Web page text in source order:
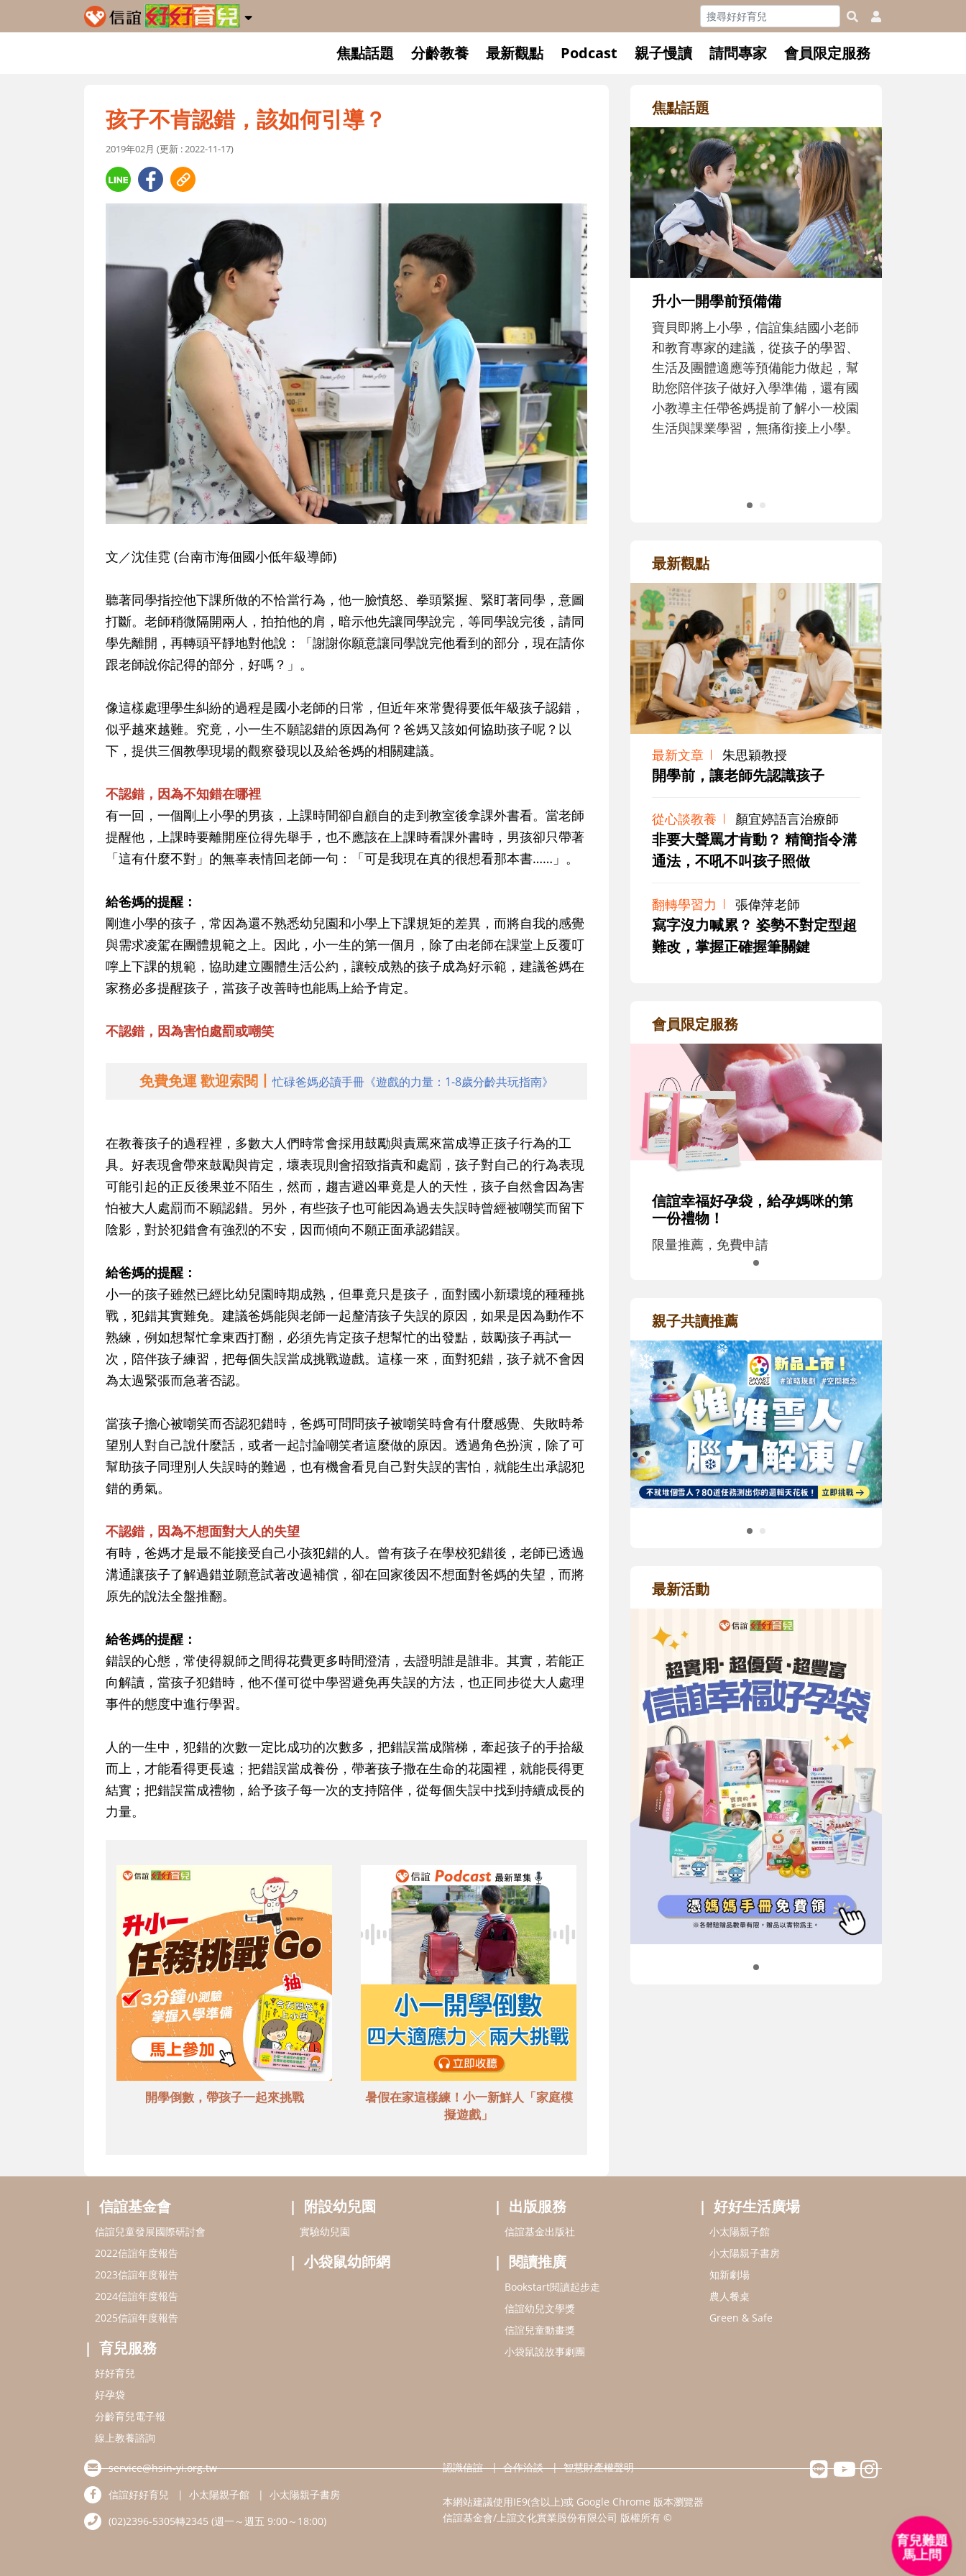
焦點話題 分齡教養 最新觀點 Podcast 親子慢讀 請問專家 會員限定服務
孩子不肯認錯，該如何引導？
2019年02月 (更新 : 2022-11-17)
文／沈佳霓 (台南市海佃國小低年級導師)
聽著同學指控他下課所做的不恰當行為，他一臉憤怒、拳頭緊握、緊盯著同學，意圖
打斷。老師稍微隔開兩人，拍拍他的肩，暗示他先讓同學說完，等同學說完後，請同
學先離開，再轉頭平靜地對他說：「謝謝你願意讓同學說完他看到的部分，現在請你
跟老師說你記得的部分，好嗎？」。
像這樣處理學生糾紛的過程是國小老師的日常，但近年來常覺得要低年級孩子認錯，
似乎越來越難。究竟，小一生不願認錯的原因為何？爸媽又該如何協助孩子呢？以
下，提供三個教學現場的觀察發現以及給爸媽的相關建議。
不認錯，因為不知錯在哪裡
有一回，一個剛上小學的男孩，上課時間卻自顧自的走到教室後拿課外書看。當老師
提醒他，上課時要離開座位得先舉手，也不應該在上課時看課外書時，男孩卻只帶著
「這有什麼不對」的無辜表情回老師一句：「可是我現在真的很想看那本書……」。
給爸媽的提醒：
剛進小學的孩子，常因為還不熟悉幼兒園和小學上下課規矩的差異，而將自我的感覺
與需求凌駕在團體規範之上。因此，小一生的第一個月，除了由老師在課堂上反覆叮
嚀上下課的規範，協助建立團體生活公約，讓較成熟的孩子成為好示範，建議爸媽在
家務必多提醒孩子，當孩子改善時也能馬上給予肯定。
不認錯，因為害怕處罰或嘲笑
免費免運 歡迎索閱丨忙碌爸媽必讀手冊《遊戲的力量：1-8歲分齡共玩指南》
在教養孩子的過程裡，多數大人們時常會採用鼓勵與責罵來當成導正孩子行為的工
具。好表現會帶來鼓勵與肯定，壞表現則會招致指責和處罰，孩子對自己的行為表現
可能引起的正反後果並不陌生，然而，趨吉避凶畢竟是人的天性，孩子自然會因為害
怕被大人處罰而不願認錯。另外，有些孩子也可能因為過去失誤時曾經被嘲笑而留下
陰影，對於犯錯會有強烈的不安，因而傾向不願正面承認錯誤。
給爸媽的提醒：
小一的孩子雖然已經比幼兒園時期成熟，但畢竟只是孩子，面對國小新環境的種種挑
戰，犯錯其實難免。建議爸媽能與老師一起釐清孩子失誤的原因，如果是因為動作不
熟練，例如想幫忙拿東西打翻，必須先肯定孩子想幫忙的出發點，鼓勵孩子再試一
次，陪伴孩子練習，把每個失誤當成挑戰遊戲。這樣一來，面對犯錯，孩子就不會因
為太過緊張而急著否認。
當孩子擔心被嘲笑而否認犯錯時，爸媽可問問孩子被嘲笑時會有什麼感覺、失敗時希
望別人對自己說什麼話，或者一起討論嘲笑者這麼做的原因。透過角色扮演，除了可
幫助孩子同理別人失誤時的難過，也有機會看見自己對失誤的害怕，就能生出承認犯
錯的勇氣。
不認錯，因為不想面對大人的失望
有時，爸媽才是最不能接受自己小孩犯錯的人。曾有孩子在學校犯錯後，老師已透過
溝通讓孩子了解過錯並願意試著改過補償，卻在回家後因不想面對爸媽的失望，而將
原先的說法全盤推翻。
給爸媽的提醒：
錯誤的心態，常使得親師之間得花費更多時間澄清，去證明誰是誰非。其實，若能正
向解讀，當孩子犯錯時，他不僅可從中學習避免再失誤的方法，也正同步從大人處理
事件的態度中進行學習。
人的一生中，犯錯的次數一定比成功的次數多，把錯誤當成階梯，牽起孩子的手拾級
而上，才能看得更長遠；把錯誤當成養份，帶著孩子撒在生命的花園裡，就能長得更
結實；把錯誤當成禮物，給予孩子每一次的支持陪伴，從每個失誤中找到持續成長的
力量。
開學倒數，帶孩子一起來挑戰
暑假在家這樣練！小一新鮮人「家庭模
擬遊戲」
焦點話題
和孩子一起長大的那個男人│讀
懂父親的不同模樣
沒有人天生就擅長當爸爸！男人總是
在一次次「前所未有」的體驗中，跟
著孩子一起長大。從給予安全感的肢
體遊戲，到獨立自主、角色認同及解
決問題的能力養成。爸爸正嘗試用不
同的模樣，參與孩子每個重要的成長
歷程。
最新觀點
最新文章 朱思穎教授
開學前，讓老師先認識孩子
從心談教養 顏宜婷語言治療師
非要大聲罵才肯動？ 精簡指令溝
通法，不吼不叫孩子照做
翻轉學習力 張偉萍老師
寫字沒力喊累？ 姿勢不對定型超
難改，掌握正確握筆關鍵
會員限定服務
信誼幸福好孕袋，給孕媽咪的第
一份禮物！
限量推薦，免費申請
親子共讀推薦
最新活動
信誼基金會
信誼兒童發展國際研討會
2022信誼年度報告
2023信誼年度報告
2024信誼年度報告
2025信誼年度報告
育兒服務
好好育兒
好孕袋
分齡育兒電子報
線上教養諮詢
附設幼兒園
實驗幼兒園
小袋鼠幼師網
出版服務
信誼基金出版社
閱讀推廣
Bookstart閱讀起步走
信誼幼兒文學獎
信誼兒童動畫獎
小袋鼠說故事劇團
好好生活廣場
小太陽親子館
小太陽親子書房
知新劇場
農人餐桌
Green & Safe
service@hsin-yi.org.tw
信誼好好育兒
小太陽親子館
小太陽親子書房
(02)2396-5305轉2345 (週一～週五 9:00～18:00)
認識信誼 合作洽談 智慧財產權聲明
本網站建議使用IE9(含以上)或 Google Chrome 版本瀏覽器
信誼基金會/上誼文化實業股份有限公司 版權所有 ©
育兒難題
馬上問